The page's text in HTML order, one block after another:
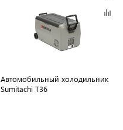
Автомобильный холодильник
Sumitachi T36